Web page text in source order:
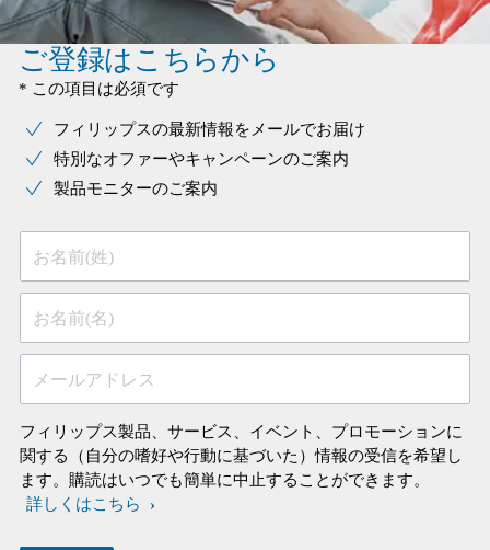
ご登録はこちらから
* この項目は必須です
フィリップスの最新情報をメールでお届け
特別なオファーやキャンペーンのご案内
製品モニターのご案内
お名前(姓)
お名前(名)
メールアドレス
フィリップス製品、サービス、イベント、プロモーションに
関する（自分の嗜好や行動に基づいた）情報の受信を希望し
ます。購読はいつでも簡単に中止することができます。
詳しくはこちら